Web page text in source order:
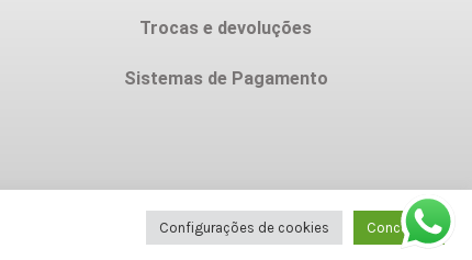
Trocas e devoluções
Sistemas de Pagamento
Configurações de cookies Concordo